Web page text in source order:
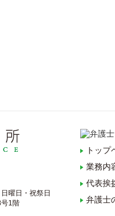
曜日・祝祭日
1階
トップ
業務内
代表挨
弁護士